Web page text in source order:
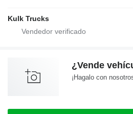
Kulk Trucks
¿Vende
¡Hagalo con